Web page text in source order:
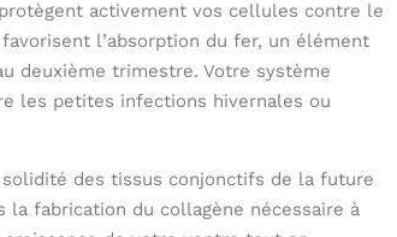
activement vos cellules contre le
l’absorption du fer, un élément
deuxième trimestre. Votre système
les petites infections hivernales ou
des tissus conjonctifs de la future
fabrication du collagène nécessaire à